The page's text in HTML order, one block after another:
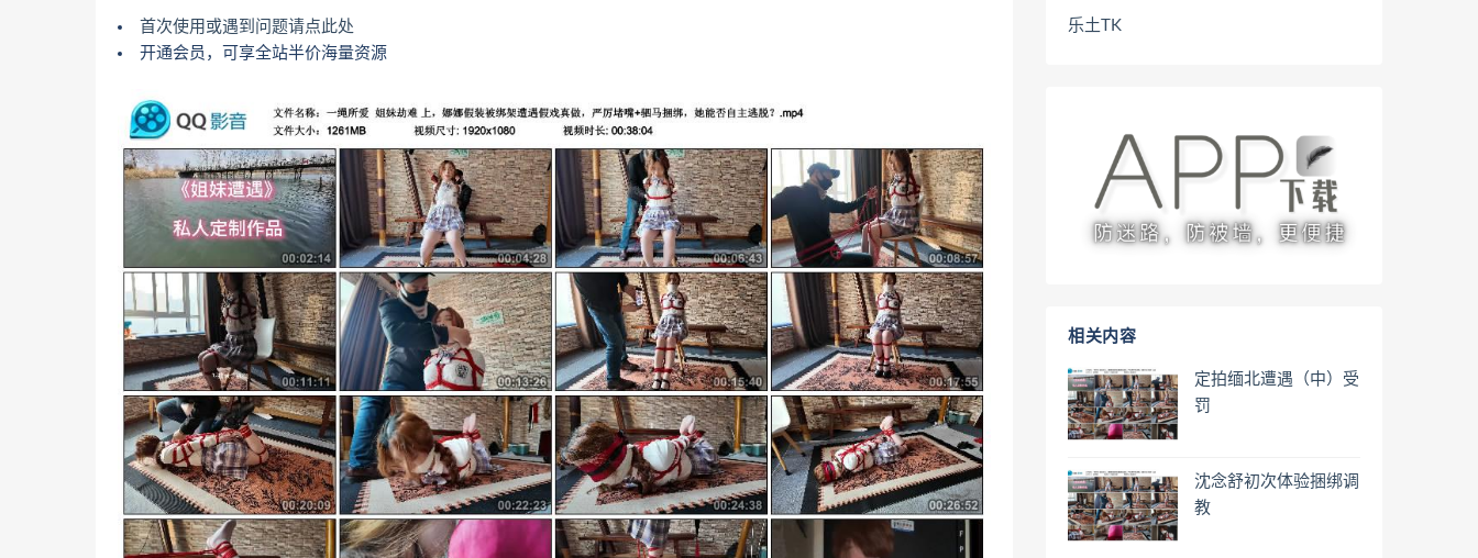
首次使用或遇到问题请点此处
开通会员，可享全站半价海量资源
乐土TK
相关内容
定拍缅北遭遇（中）受
罚
沈念舒初次体验捆绑调
教